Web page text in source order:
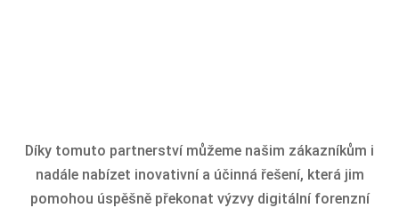
Díky tomuto partnerství můžeme našim zákazníkům i
nadále nabízet inovativní a účinná řešení, která jim
pomohou úspěšně překonat výzvy digitální forenzní